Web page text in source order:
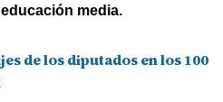
media.
de los diputados en los 100